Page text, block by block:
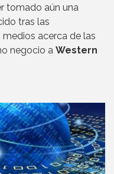
tomado aún una
tras las
acerca de las
negocio a Western